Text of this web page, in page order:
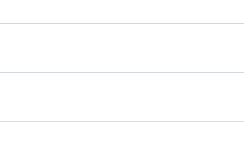
immediatamente, visivamente e